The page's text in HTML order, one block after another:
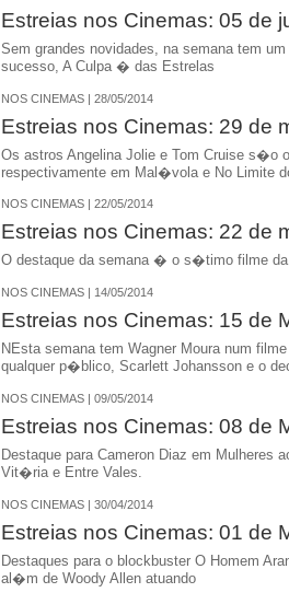
Estreias nos Cinemas: 05 de
Sem grandes novidades, na semana tem
sucesso, A Culpa � das Estrelas
NOS CINEMAS | 28/05/2014
Estreias nos Cinemas: 29 de
Os astros Angelina Jolie e Tom Cruise s�o
respectivamente em Mal�vola e No Limite
NOS CINEMAS | 22/05/2014
Estreias nos Cinemas: 22 de
O destaque da semana � o s�timo filme da
NOS CINEMAS | 14/05/2014
Estreias nos Cinemas: 15 de
NEsta semana tem Wagner Moura num
qualquer p�blico, Scarlett Johansson e o
NOS CINEMAS | 09/05/2014
Estreias nos Cinemas: 08 de
Destaque para Cameron Diaz em Mulheres
Vit�ria e Entre Vales.
NOS CINEMAS | 30/04/2014
Estreias nos Cinemas: 01 de
Destaques para o blockbuster O Homem
al�m de Woody Allen atuando